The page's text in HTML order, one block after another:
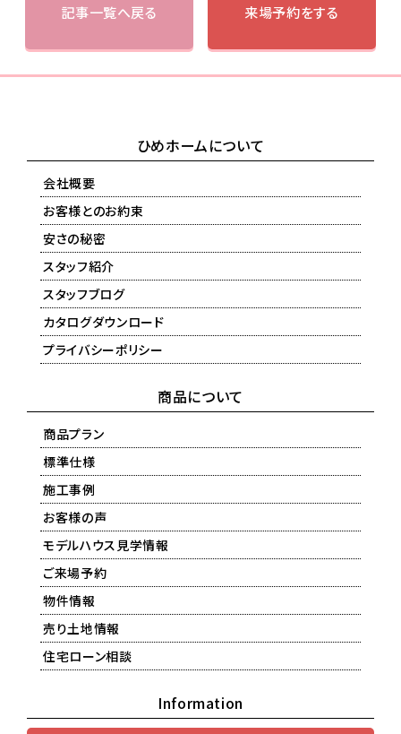
記事一覧へ戻る 来場予約をする
ひめホームについて
会社概要
お客様とのお約束
安さの秘密
スタッフ紹介
スタッフブログ
カタログダウンロード
プライバシーポリシー
商品について
商品プラン
標準仕様
施工事例
お客様の声
モデルハウス見学情報
ご来場予約
物件情報
売り土地情報
住宅ローン相談
Information